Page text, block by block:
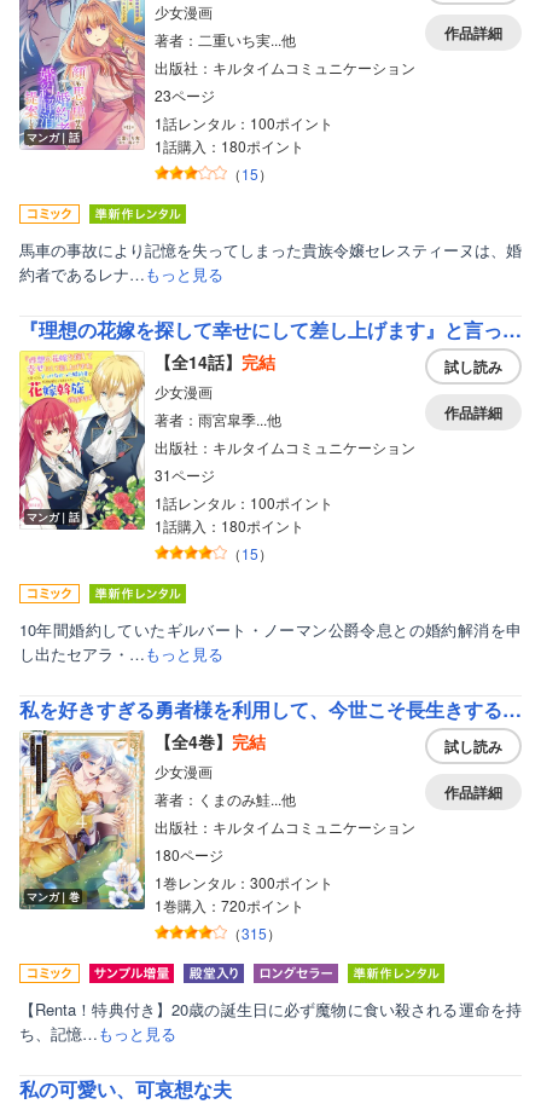
マンガ｜話
少女漫画
著者：二重いち実...他
出版社：キルタイムコミュニケーション
23ページ
1話レンタル：100ポイント
1話購入：180ポイント
（15）
作品詳細
馬車の事故により記憶を失ってしまった貴族令嬢セレスティーヌは、婚
約者であるレナ…もっと見る
『理想の花嫁を探して幸せにして差し上げます』と言ったら、そっけなかった婚約者が何故か関わってきますが、花嫁斡旋頑張ります
マンガ｜話
【全14話】 完結
少女漫画
著者：雨宮皐季...他
出版社：キルタイムコミュニケーション
31ページ
1話レンタル：100ポイント
1話購入：180ポイント
（15）
試し読み
作品詳細
10年間婚約していたギルバート・ノーマン公爵令息との婚約解消を申
し出たセアラ・…もっと見る
私を好きすぎる勇者様を利用して、今世こそ長生きするつもりだったのに（多分、また失敗した）【単行本】【Renta！特典付き】
マンガ｜巻
【全4巻】 完結
少女漫画
著者：くまのみ鮭...他
出版社：キルタイムコミュニケーション
180ページ
1巻レンタル：300ポイント
1巻購入：720ポイント
（315）
試し読み
作品詳細
【Renta！特典付き】20歳の誕生日に必ず魔物に食い殺される運命を持
ち、記憶…もっと見る
私の可愛い、可哀想な夫